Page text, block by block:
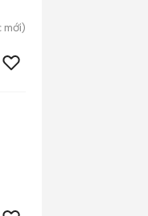
mới)